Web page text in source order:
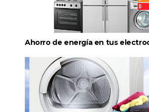
Ahorro de energía en tus